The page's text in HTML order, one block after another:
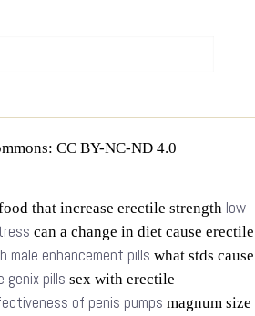
CC BY-NC-ND 4.0
that increase erectile strength low
can a change in diet cause erectile
male enhancement pills what stds cause
genix pills sex with erectile
of penis pumps magnum size